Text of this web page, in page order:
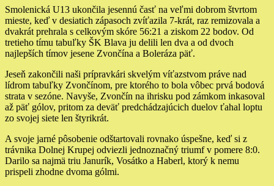
Smolenická U13 ukončila jesennú časť na veľmi dobrom štvrtom
mieste, keď v desiatich zápasoch zvíťazila 7-krát, raz remizovala a
dvakrát prehrala s celkovým skóre 56:21 a ziskom 22 bodov. Od
tretieho tímu tabuľky ŠK Blava ju delili len dva a od dvoch
najlepších tímov jesene Zvončína a Boleráza päť.
Jeseň zakončili naši prípravkári skvelým víťazstvom práve nad
lídrom tabuľky Zvončínom, pre ktorého to bola vôbec prvá bodová
strata v sezóne. Navyše, Zvončín na ihrisku pod zámkom inkasoval
až päť gólov, pritom za deväť predchádzajúcich duelov ťahal loptu
zo svojej siete len štyrikrát.
A svoje jarné pôsobenie odštartovali rovnako úspešne, keď si z
trávnika Dolnej Krupej odviezli jednoznačný triumf v pomere 8:0.
Darilo sa najmä triu Janurík, Vosátko a Haberl, ktorý k nemu
prispeli zhodne dvoma gólmi.